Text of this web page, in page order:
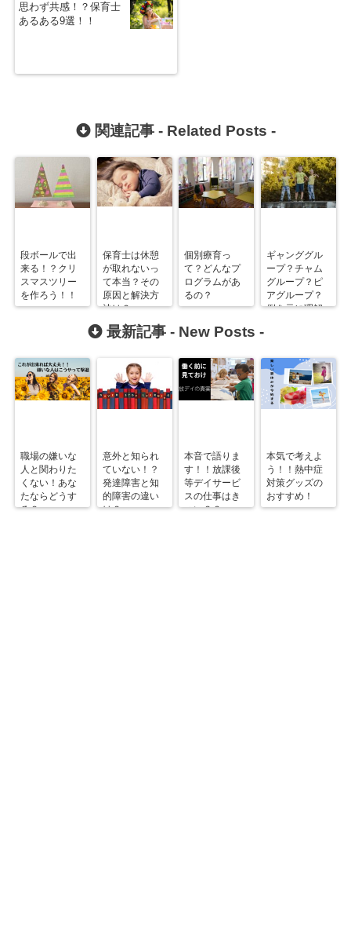
思わず共感！？保育士
あるある9選！！
関連記事 - Related Posts -
段ボールで出
来る！？クリ
スマスツリー
を作ろう！！
保育士は休憩
が取れないっ
て本当？その
原因と解決方
法は？
個別療育っ
て？どんなプ
ログラムがあ
るの？
ギャンググル
ープ？チャム
グループ？ピ
アグループ？
例を元に理解
最新記事 - New Posts -
職場の嫌いな
人と関わりた
くない！あな
たならどうす
る？
意外と知られ
ていない！？
発達障害と知
的障害の違い
は？
本音で語りま
す！！放課後
等デイサービ
スの仕事はき
つい？？
本気で考えよ
う！！熱中症
対策グッズの
おすすめ！